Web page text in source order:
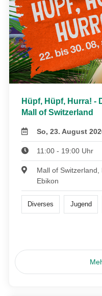
Hüpf, Hüpf, Hurra! -
Mall of Switzerland
So, 23. August
11:00 - 19:00 Uhr
Mall of
Ebikon
Diverses Jugend